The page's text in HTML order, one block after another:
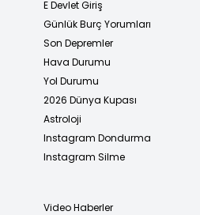
E Devlet Giriş
Günlük Burç Yorumları
Son Depremler
Hava Durumu
Yol Durumu
2026 Dünya Kupası
Astroloji
Instagram Dondurma
Instagram Silme
Video Haberler